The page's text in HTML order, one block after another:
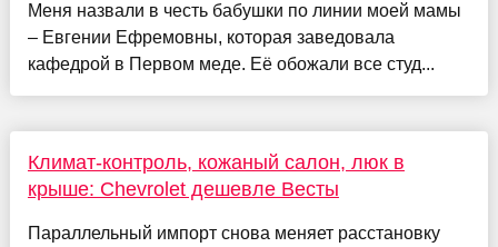
Меня назвали в честь бабушки по линии моей мамы
– Евгении Ефремовны, которая заведовала
кафедрой в Первом меде. Её обожали все студ...
Климат-контроль, кожаный салон, люк в
крыше: Chevrolet дешевле Весты
Параллельный импорт снова меняет расстановку